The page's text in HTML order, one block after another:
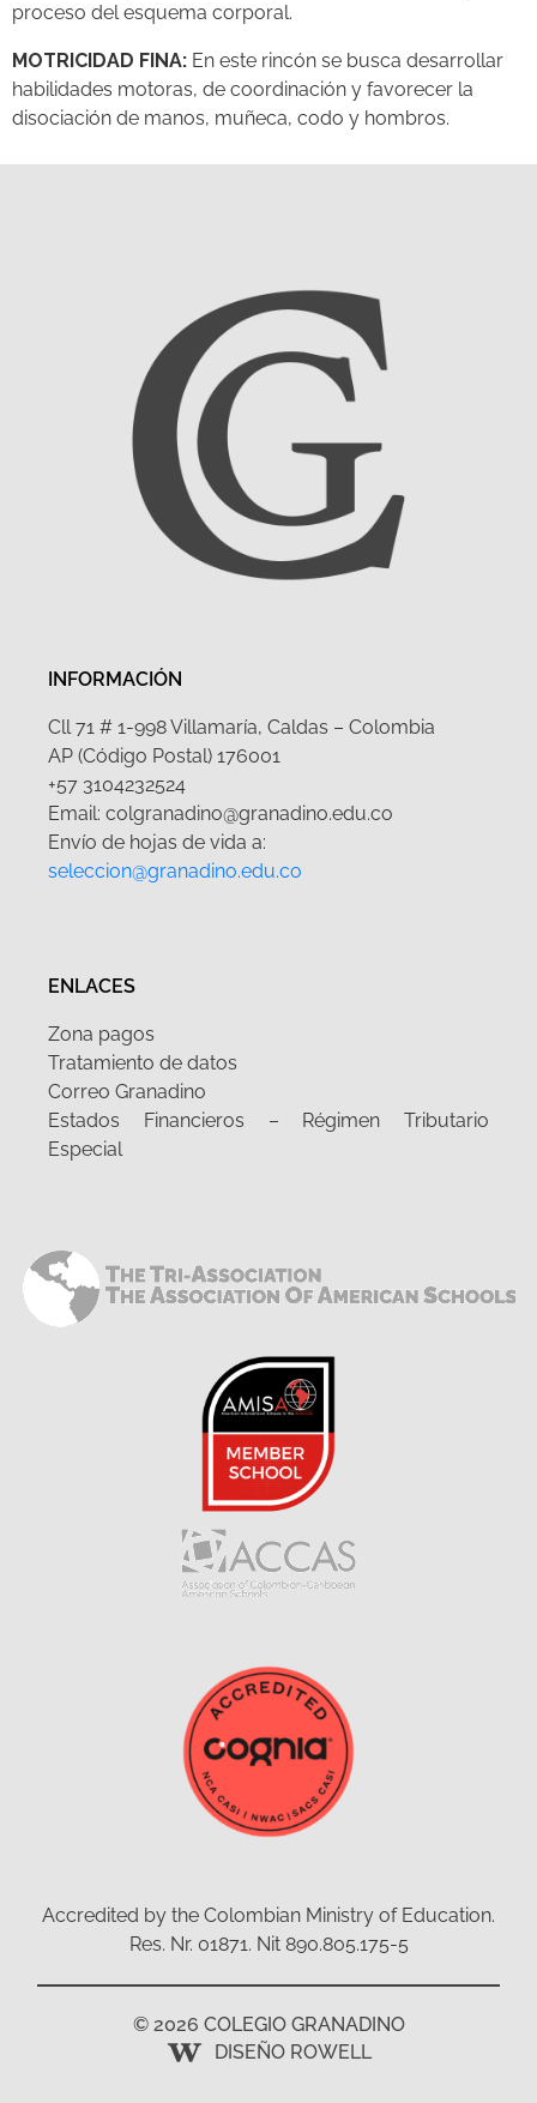
proceso del esquema corporal.
MOTRICIDAD FINA: En este rincón se busca desarrollar
habilidades motoras, de coordinación y favorecer la
disociación de manos, muñeca, codo y hombros.
INFORMACIÓN
Cll 71 # 1-998 Villamaría, Caldas – Colombia
AP (Código Postal) 176001
+57 3104232524
Email: colgranadino@granadino.edu.co
Envío de hojas de vida a:
seleccion@granadino.edu.co
ENLACES
Zona pagos
Tratamiento de datos
Correo Granadino
Estados Financieros – Régimen Tributario
Especial
Accredited by the Colombian Ministry of Education.
Res. Nr. 01871. Nit 890.805.175-5
© 2026 COLEGIO GRANADINO
DISEÑO ROWELL